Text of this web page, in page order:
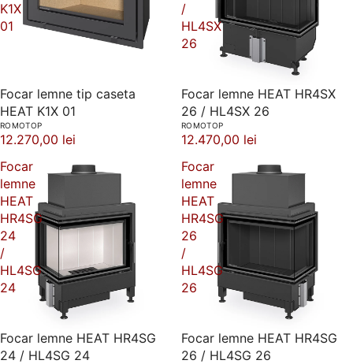
K1X
01
Focar lemne tip caseta
HEAT K1X 01
ROMOTOP
12.270,00 lei
/
HL4SX
26
Focar lemne HEAT HR4SX
26 / HL4SX 26
ROMOTOP
12.470,00 lei
Focar
lemne
HEAT
HR4SG
24
/
HL4SG
24
Focar lemne HEAT HR4SG
24 / HL4SG 24
Focar
lemne
HEAT
HR4SG
26
/
HL4SG
26
Focar lemne HEAT HR4SG
26 / HL4SG 26